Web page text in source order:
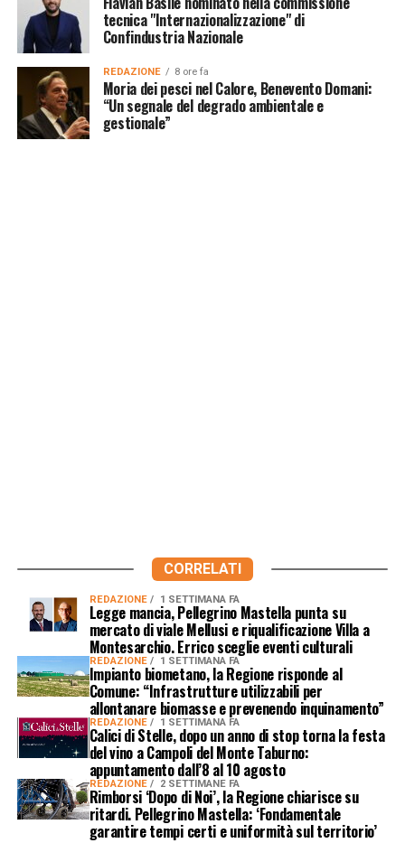
tecnica "Internazionalizzazione" di
Confindustria Nazionale
REDAZIONE 8 ore fa
Moria dei pesci nel Calore, Benevento Domani:
“Un segnale del degrado ambientale e
gestionale”
CORRELATI
REDAZIONE 1 SETTIMANA FA
Legge mancia, Pellegrino Mastella punta su
mercato di viale Mellusi e riqualificazione Villa a
Montesarchio. Errico sceglie eventi culturali
REDAZIONE 1 SETTIMANA FA
Impianto biometano, la Regione risponde al
Comune: “Infrastrutture utilizzabili per
allontanare biomasse e prevenendo inquinamento”
REDAZIONE 1 SETTIMANA FA
Calici di Stelle, dopo un anno di stop torna la festa
del vino a Campoli del Monte Taburno:
appuntamento dall’8 al 10 agosto
REDAZIONE 2 SETTIMANE FA
Rimborsi ‘Dopo di Noi’, la Regione chiarisce su
ritardi. Pellegrino Mastella: ‘Fondamentale
garantire tempi certi e uniformità sul territorio’